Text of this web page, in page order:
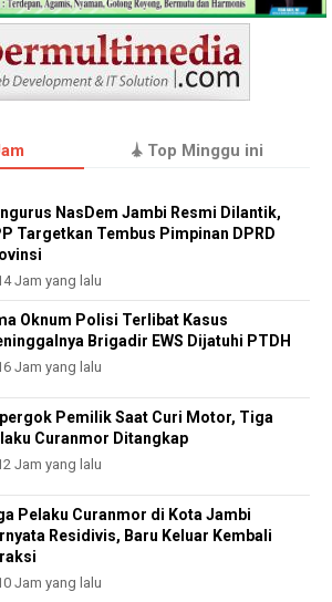
Top Minggu ini
NasDem Jambi Resmi Dilantik,
Targetkan Tembus Pimpinan DPRD
Jam yang lalu
Oknum Polisi Terlibat Kasus
Brigadir EWS Dijatuhi PTDH
Jam yang lalu
Pemilik Saat Curi Motor, Tiga
Curanmor Ditangkap
Jam yang lalu
Pelaku Curanmor di Kota Jambi
Residivis, Baru Keluar Kembali
Jam yang lalu